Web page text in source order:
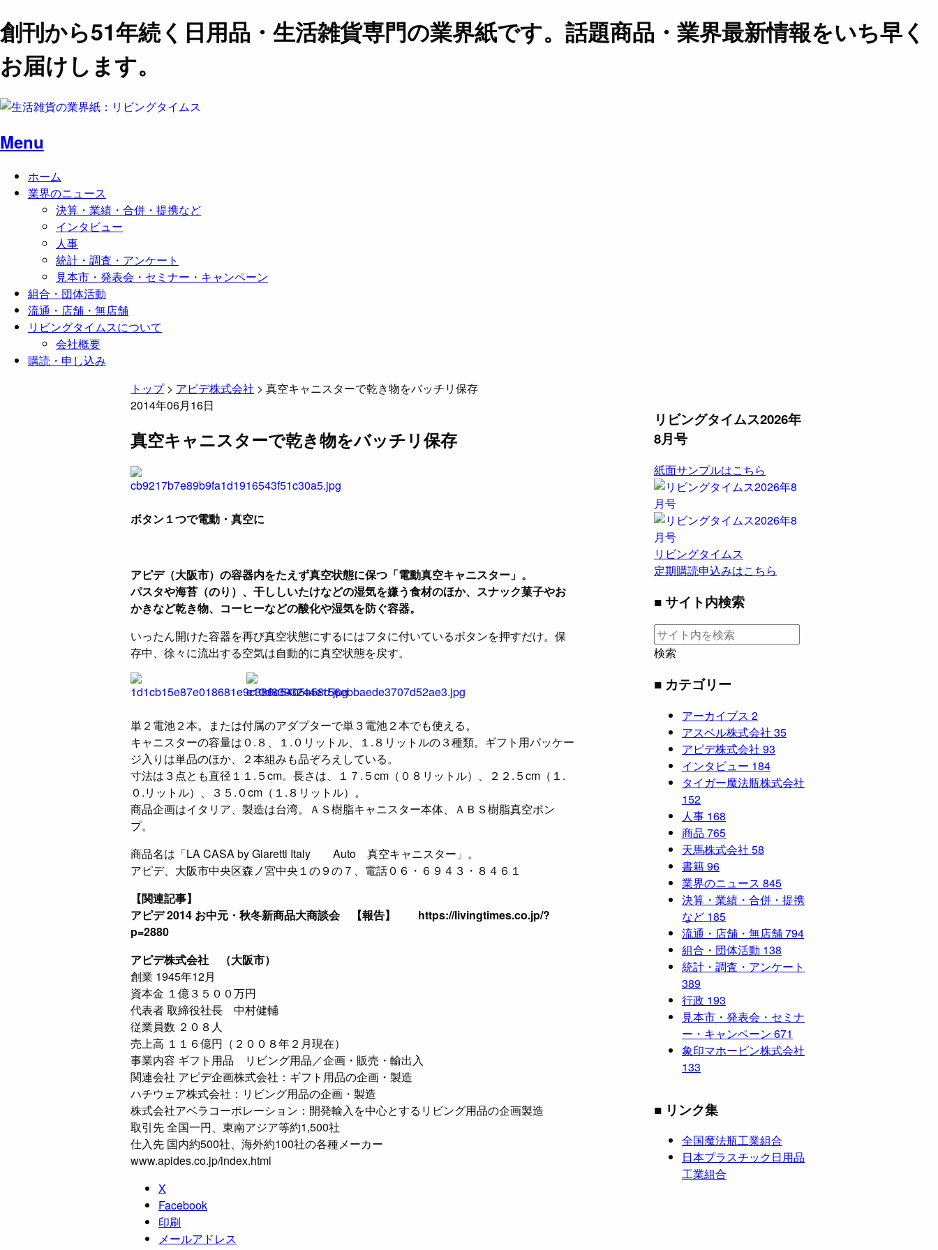
創刊から51年続く日用品・生活雑貨専門の業界紙です。話題商品・業界最新情報をいち早く
お届けします。
Menu
ホーム
業界のニュース
決算・業績・合併・提携など
インタビュー
人事
統計・調査・アンケート
見本市・発表会・セミナー・キャンペーン
組合・団体活動
流通・店舗・無店舗
リビングタイムスについて
会社概要
購読・申し込み
トップ> アピデ株式会社 > 真空キャニスターで乾き物をバッチリ保存
2014年06月16日
真空キャニスターで乾き物をバッチリ保存
ボタン１つで電動・真空に
アピデ（大阪市）の容器内をたえず真空状態に保つ「電動真空キャニスター」。
パスタや海苔（のり）、干ししいたけなどの湿気を嫌う食材のほか、スナック菓子やお
かきなど乾き物、コーヒーなどの酸化や湿気を防ぐ容器。
いったん開けた容器を再び真空状態にするにはフタに付いているボタンを押すだけ。保
存中、徐々に流出する空気は自動的に真空状態を戻す。
​単２電池２本。または付属のアダプターで単３電池２本でも使える。
キャニスターの容量は０.８、１.０リットル、１.８リットルの３種類。ギフト用パッケー
ジ入りは単品のほか、２本組みも品ぞろえしている。
寸法は３点とも直径１１.５cm。長さは、１７.５cm（０８リットル）、２２.５cm（１.
０.リットル）、３５.０cm（１.８リットル）。
商品企画はイタリア、製造は台湾。ＡＳ樹脂キャニスター本体、ＡＢＳ樹脂真空ポン
プ。
商品名は「LA CASA by Giaretti Italy Auto 真空キャニスター」。
アピデ、大阪市中央区森ノ宮中央１の９の７、電話０６・６９４３・８４６１
【関連記事】
アピデ 2014 お中元・秋冬新商品大商談会 【報告】 https://livingtimes.co.jp/?
p=2880
アピデ株式会社 （大阪市）
創業 1945年12月
資本金 １億３５００万円
代表者 取締役社長 中村健輔
従業員数 ２０８人
売上高 １１６億円（２００８年２月現在）
事業内容 ギフト用品 リビング用品／企画・販売・輸出入
関連会社 アピデ企画株式会社：ギフト用品の企画・製造
ハチウェア株式会社：リビング用品の企画・製造
株式会社アベラコーポレーション：開発輸入を中心とするリビング用品の企画製造
取引先 全国一円、東南アジア等約1,500社
仕入先 国内約500社、海外約100社の各種メーカー
www.apides.co.jp/index.html
X
Facebook
印刷
メールアドレス
リビングタイムス2026年
8月号
紙面サンプルはこちら
リビングタイムス
定期購読申込みはこちら
■ サイト内検索
検索
■ カテゴリー
アーカイブス 2
アスベル株式会社 35
アピデ株式会社 93
インタビュー 184
タイガー魔法瓶株式会社
152
人事 168
商品 765
天馬株式会社 58
書籍96
業界のニュース 845
決算・業績・合併・提携
など 185
流通・店舗・無店舗794
組合・団体活動 138
統計・調査・アンケート
389
行政 193
見本市・発表会・セミナ
ー・キャンペーン 671
象印マホービン株式会社
133
■ リンク集
全国魔法瓶工業組合
日本プラスチック日用品
工業組合